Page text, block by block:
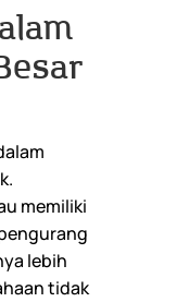
memiliki
lebih
tidak